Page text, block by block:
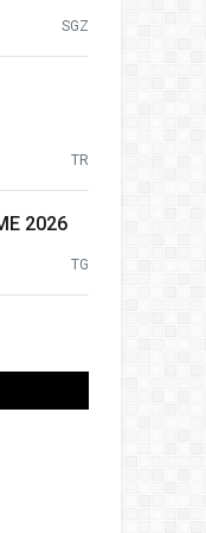
SGZ
TR
2026
TG